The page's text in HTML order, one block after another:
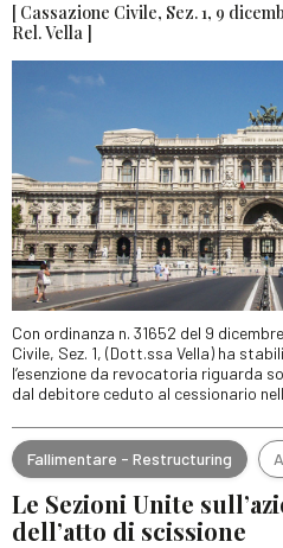
[ Cassazione Civile, Sez. 1, 9
Rel. Vella ]
Con ordinanza n. 31652 del 9
Civile, Sez. 1, (Dott.ssa Vella) ha
l’esenzione da revocatoria riguarda
dal debitore ceduto al cessionario
Fallimentare - Restructuring
Le Sezioni Unite
dell’atto di scissione